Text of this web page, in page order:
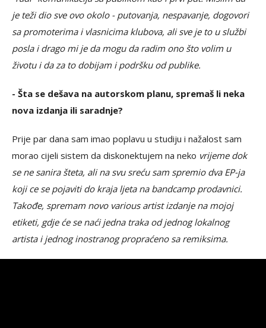
je teži dio sve ovo okolo - putovanja, nespavanje, dogovori
sa promoterima i vlasnicima klubova, ali sve je to u službi
posla i drago mi je da mogu da radim ono što volim u
životu i da za to dobijam i podršku od publike.
- Šta se dešava na autorskom planu, spremaš li neka
nova izdanja ili saradnje?
Prije par dana sam imao poplavu u studiju i nažalost sam
morao cijeli sistem da diskonektujem na neko vrijeme dok
se ne sanira šteta, ali na svu sreću sam spremio dva EP-ja
koji ce se pojaviti do kraja ljeta na bandcamp prodavnici.
Takođe, spremam novo various artist izdanje na mojoj
etiketi, gdje će se naći jedna traka od jednog lokalnog
artista i jednog inostranog propraćeno sa remiksima.